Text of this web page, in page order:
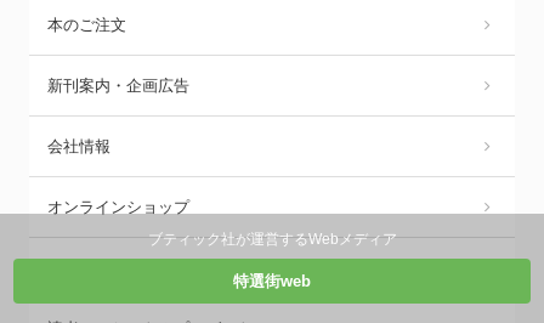
本のご注文
新刊案内・企画広告
会社情報
オンラインショップ
ブティック社が運営するWebメディア
特選街web